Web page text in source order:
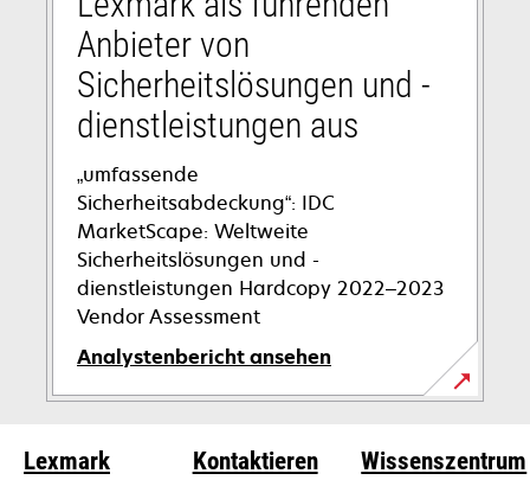
Anbieter von
Sicherheitslösungen und -
dienstleistungen aus
„umfassende
Sicherheitsabdeckung“: IDC
MarketScape: Weltweite
Sicherheitslösungen und -
dienstleistungen Hardcopy 2022–2023
Vendor Assessment
Analystenbericht ansehen
Lexmark
Kontaktieren
Wissenszentrum